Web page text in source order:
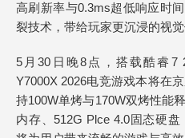
高刷新率与0.3ms超低响应时
裂技术，带给玩家更沉浸的视觉
5月30日晚8点，搭载酷睿7
Y7000X 2026电竞游戏本将在
持100W单烤与170W双烤性能
内存、512G Plce 4.0固态硬盘